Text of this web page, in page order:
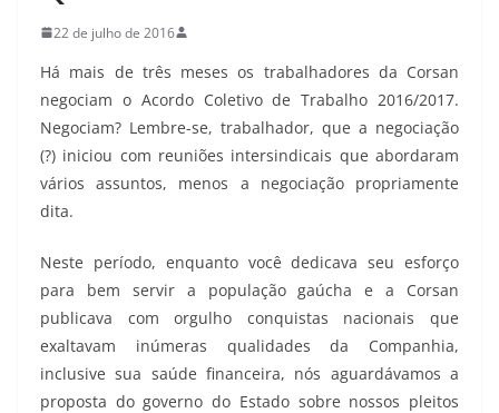
22 de julho de 2016
Há mais de três meses os trabalhadores da Corsan
negociam o Acordo Coletivo de Trabalho 2016/2017.
Negociam? Lembre-se, trabalhador, que a negociação
(?) iniciou com reuniões intersindicais que abordaram
vários assuntos, menos a negociação propriamente
dita.
Neste período, enquanto você dedicava seu esforço
para bem servir a população gaúcha e a Corsan
publicava com orgulho conquistas nacionais que
exaltavam inúmeras qualidades da Companhia,
inclusive sua saúde financeira, nós aguardávamos a
proposta do governo do Estado sobre nossos pleitos